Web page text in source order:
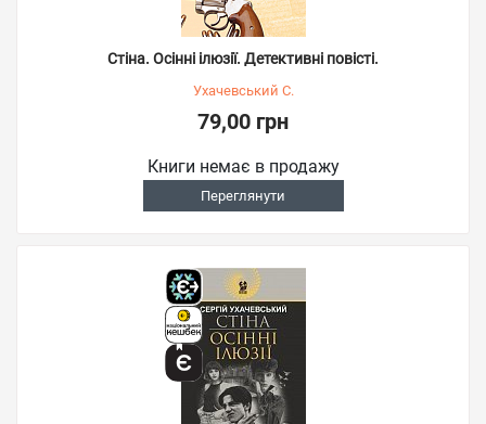
Стіна. Осінні ілюзії. Детективні повісті.
Ухачевський С.
79,00 грн
Книги немає в продажу
Переглянути